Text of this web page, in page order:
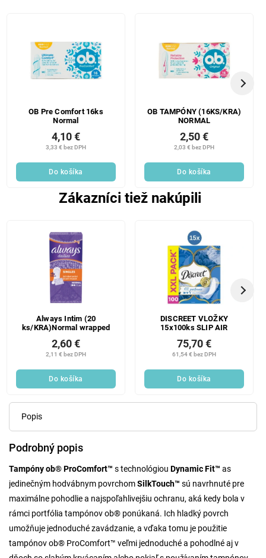
OB Pre Comfort 16ks
Normal
3,33 € bez DPH
4,10 €
Do košíka
OB TAMPÓNY (16KS/KRA)
NORMAL
2,03 € bez DPH
2,50 €
Do košíka
Zákazníci tiež nakúpili
Always Intim (20
ks/KRA)Normal wrapped
2,11 € bez DPH
2,60 €
Do košíka
DISCREET VLOŽKY
15x100ks SLIP AIR
61,54 € bez DPH
75,70 €
Do košíka
Popis
Podrobný popis
Tampóny ob® ProComfort™ s technológiou Dynamic Fit™ as
jedinečným hodvábnym povrchomSilkTouch™ sú navrhnuté pre
maximálne pohodlie a najspoľahlivejšiu ochranu, aká kedy bola v
rámci portfólia tampónov ob® ponúkaná. Ich hladký povrch
umožňuje jednoduché zavádzanie, a vďaka tomu je použitie
tampónov ob® ProComfort™ veľmi jednoduché a pohodlné aj v